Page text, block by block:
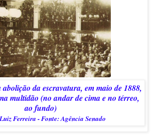
abolição da escravatura, em maio de 1888,
multidão (no andar de cima e no térreo,
ao fundo)
Ferreira - Fonte: Agência Senado